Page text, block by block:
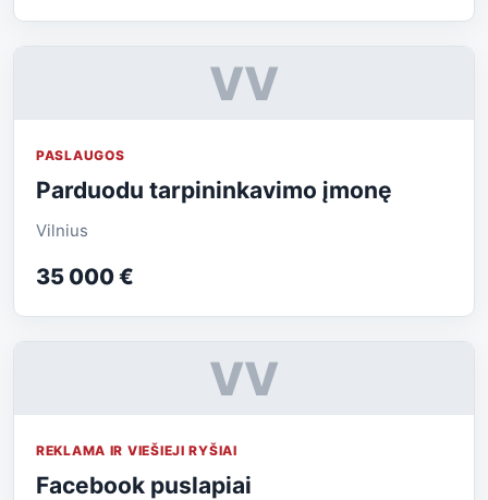
VV
PASLAUGOS
Parduodu tarpininkavimo įmonę
Vilnius
35 000 €
VV
REKLAMA IR VIEŠIEJI RYŠIAI
Facebook puslapiai